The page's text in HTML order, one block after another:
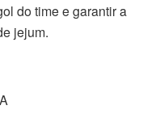
do time e garantir a
jejum.